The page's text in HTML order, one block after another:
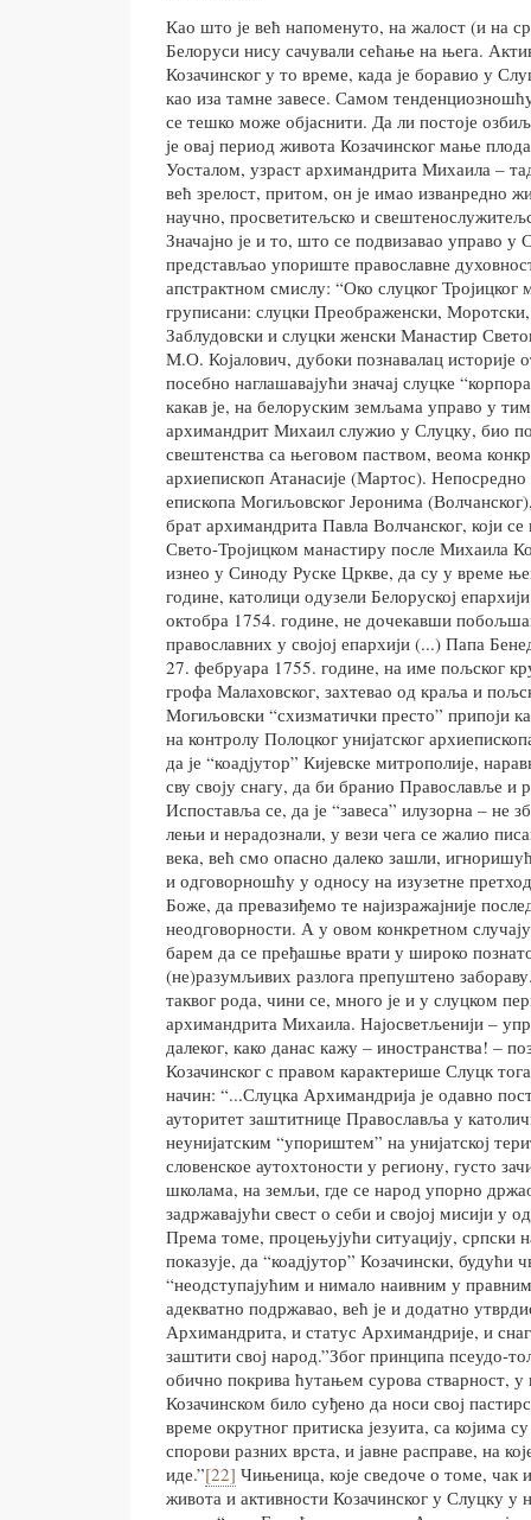
Као што је већ напоменуто, на жалост (и на
Белоруси нису сачували сећање на њега.
Козачинског у то време, када је боравио у
као иза тамне завесе. Самом
се тешко може објаснити. Да ли постоје
је овај период живота Козачинског мање
Уосталом, узраст архимандрита Михаила –
већ зрелост, притом, он је имао изванредно
научно, просветитељско и
Значајно је и то, што се подвизавао управо у
представљао упориште православне
апстрактном смислу: “Око слуцког Тројицког
груписани: слуцки Преображенски,
Заблудовски и слуцки женски Манастир
М.О. Којалович, дубоки познавалац историје
посебно наглашавајући значај слуцке
какав је, на белоруским земљама управо у
архимандрит Михаил служио у Слуцку, био
свештенства са његовом паством, веома
архиепископ Атанасије (Мартос).
епископа Могиљовског Јеронима
брат архимандрита Павла Волчанског, који
Свето-Тројицком манастиру после Михаила
изнео у Синоду Руске Цркве, да су у време
године, католици одузели Белоруској
октобра 1754. године, не дочекавши
православних у својој епархији (...) Папа
27. фебруара 1755. године, на име пољског
грофа Малаховског, захтевао од краља и
Могиљовски “схизматички престо” припоји
на контролу Полоцког унијатског
да је “коадјутор” Кијевске митрополије,
сву своју снагу, да би бранио Православље и
Испоставља се, да је “завеса” илузорна – не
лењи и нерадознали, у вези чега се жалио
века, већ смо опасно далеко зашли,
и одговорношћу у односу на изузетне
Боже, да превазиђемо те најизражајније
неодговорности. А у овом конкретном
барем да се пређашње врати у широко
(не)разумљивих разлога препуштено
таквог рода, чини се, много је и у слуцком
архимандрита Михаила. Најосветљенији –
далеког, како данас кажу – иностранства! –
Козачинског с правом карактерише Слуцк
начин: “...Слуцка Архимандрија је одавно
ауторитет заштитнице Православља у
неунијатским “упориштем” на унијатској
словенское аутохтоности у региону, густо
школама, на земљи, где се народ упорно
задржавајући свест о себи и својој мисији у
Према томе, процењујући ситуацију, српски
показује, да “коадјутор” Козачински, будући
“неодступајућим и нимало наивним у
адекватно подржавао, већ је и додатно
Архимандрита, и статус Архимандрије, и
заштити свој народ.”Због принципа псеудо-
обично покрива ћутањем сурова стварност, у
Козачинском било суђено да носи свој
време окрутног притиска језуита, са којима
спорови разних врста, и јавне расправе, на
иде.”[22] Чињеница, које сведоче о томе, чак
живота и активности Козачинског у Слуцку у